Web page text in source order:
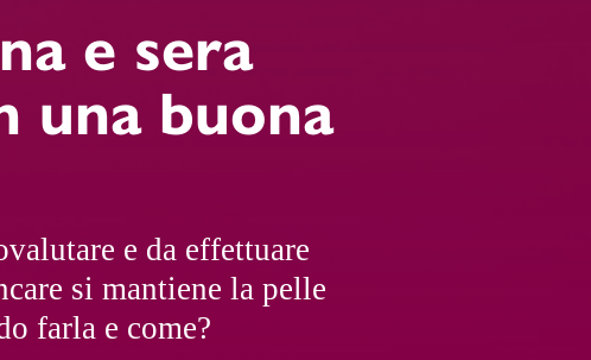
e sera
una buona
e da effettuare
si mantiene la pelle
farla e come?